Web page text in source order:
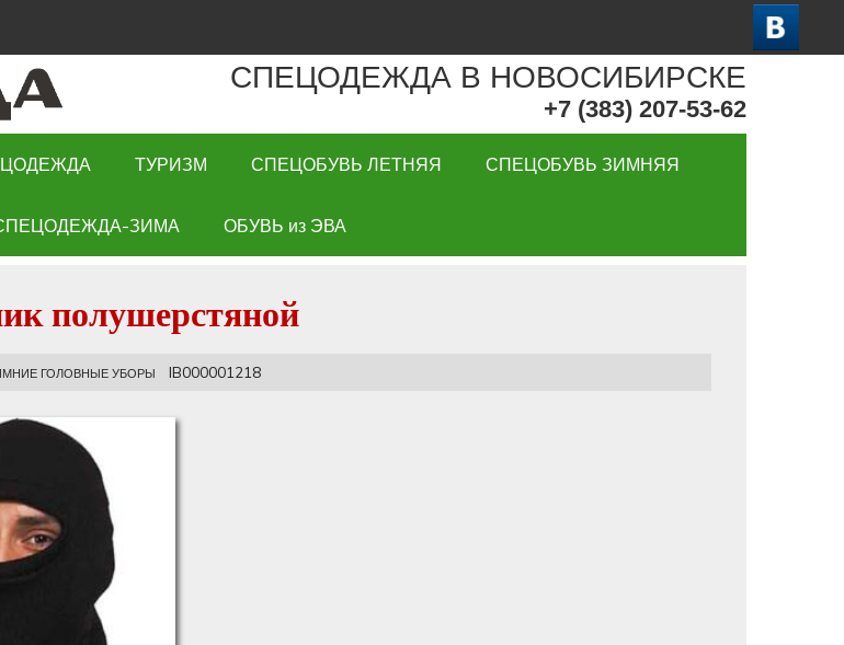
СПЕЦОДЕЖДА В НОВОСИБИРСКЕ
+7 (383) 207-53-62
ТУРИЗМ СПЕЦОБУВЬ ЛЕТНЯЯ СПЕЦОБУВЬ ЗИМНЯЯ
ЗИМА ОБУВЬ из ЭВА
полушерстяной
ГОЛОВНЫЕ УБОРЫ IB000001218